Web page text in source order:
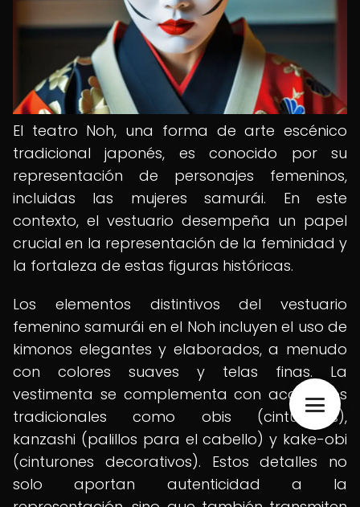
El teatro Noh, una forma de arte escénico
tradicional japonés, es conocido por su
representación de personajes femeninos,
incluidas las mujeres samurái. En este
contexto, el vestuario desempeña un papel
crucial en la representación de la feminidad y
la fortaleza de estas figuras históricas.
Los elementos distintivos del vestuario
femenino samurái en el Noh incluyen el uso de
kimonos elegantes y elaborados, a menudo
con colores suaves y telas finas. La
vestimenta se complementa con accesorios
tradicionales como obis (cinturones),
kanzashi (palillos para el cabello) y kake-obi
(cinturones decorativos). Estos detalles no
solo aportan autenticidad a la